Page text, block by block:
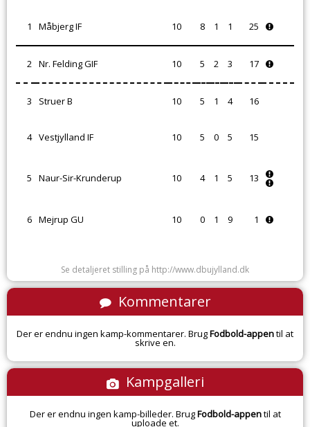
1 Måbjerg IF 10 8 1 1 25
2 Nr. Felding GIF 10 5 2 3 17
3 Struer B 10 5 1 4 16
4 Vestjylland IF 10 5 0 5 15
5 Naur-Sir-Krunderup 10 4 1 5 13
6 Mejrup GU 10 0 1 9 1
Se detaljeret stilling på http://www.dbujylland.dk
Kommentarer
Der er endnu ingen kamp-kommentarer. BrugFodbold-appentil at
skrive en.
Kampgalleri
Der er endnu ingen kamp-billeder. BrugFodbold-appentil at
uploade et.